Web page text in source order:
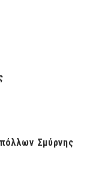
Σμύρνης